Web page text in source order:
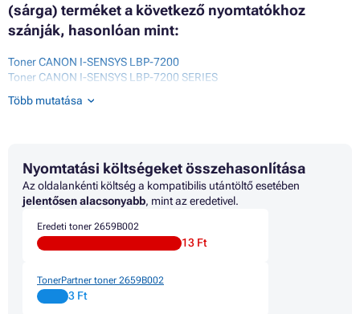
(sárga) terméket a következő nyomtatókhoz
szánják, hasonlóan mint:
Toner CANON I-SENSYS LBP-7200
Toner CANON I-SENSYS LBP-7200 SERIES
Toner CANON I-SENSYS LBP-7200C
Toner CANON I-SENSYS LBP-7200CN
Toner CANON I-SENSYS LBP7210CDN
Toner CANON I-SENSYS LBP7660
Toner CANON I-SENSYS LBP7660CDN
Toner CANON I-SENSYS MF720 SERIES
Toner CANON I-SENSYS MF724
Toner CANON I-SENSYS MF726 CDW
Toner CANON I-SENSYS MF728CDW
Toner CANON I-SENSYS MF729 CDW
Több mutatása
Nyomtatási költségeket összehasonlítása
Az oldalankénti költség a kompatibilis utántöltő esetében
jelentősen alacsonyabb, mint az eredetivel.
Eredeti toner 2659B002
13 Ft
TonerPartner toner 2659B002
3 Ft